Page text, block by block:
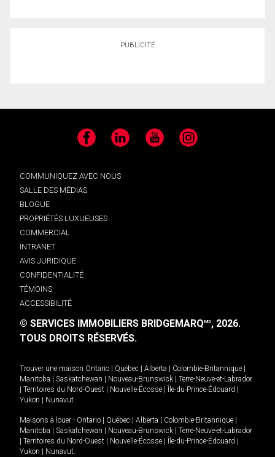
PUBLICITÉ
Facebook LinkedIn YouTube Instagram
COMMUNIQUEZ AVEC NOUS
SALLE DES MÉDIAS
BLOGUE
PROPRIÉTÉS LUXUEUSES
COMMERCIAL
INTRANET
AVIS JURIDIQUE
CONFIDENTIALITÉ
TÉMOINS
ACCESSIBILITÉ
© SERVICES IMMOBILIERS BRIDGEMARQMD, 2026.
TOUS DROITS RÉSERVÉS.
Trouver une maison Ontario Québec Alberta Colombie-Britannique
Manitoba
Saskatchewan Nouveau-Brunswick
Terre-Neuve-et-Labrador
Territoires du Nord-Ouest Nouvelle-Écosse Île-du-Prince-Édouard
Yukon
Nunavut.
Maisons à louer - Ontario Québec Alberta Colombie-Britannique
Manitoba
Saskatchewan Nouveau-Brunswick
Terre-Neuve-et-Labrador
Territoires du Nord-Ouest Nouvelle-Écosse Île-du-Prince-Édouard
Yukon
Nunavut.